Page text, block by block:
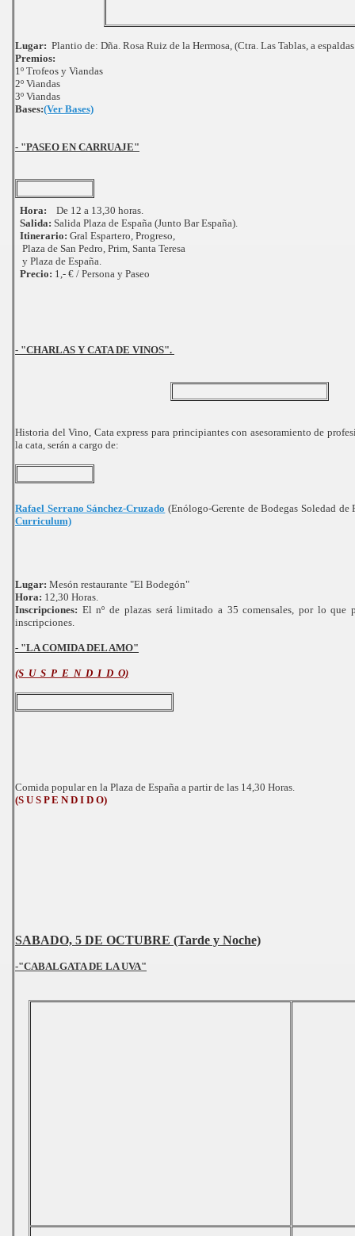
Lugar: Plantio de: Dña. Rosa Ruiz de la Hermosa, (Ctra. Las Tablas, a
Premios:
1º Trofeos y Viandas
2º Viandas
3º Viandas
Bases:(Ver Bases)
- "PASEO EN CARRUAJE"
Hora: De 12 a 13,30 horas.
Salida: Salida Plaza de España (Junto Bar España).
Itinerario: Gral Espartero, Progreso,
Plaza de San Pedro, Prim, Santa Teresa
y Plaza de España.
Precio: 1,- € / Persona y Paseo
- "CHARLAS Y CATA DE VINOS".
Historia del Vino, Cata express para principiantes con asesoramiento de
la cata, serán a cargo de:
Rafael Serrano Sánchez-Cruzado (Enólogo-Gerente de Bodegas Soledad de
Curriculum)
Lugar: Mesón restaurante "El Bodegón"
Hora: 12,30 Horas.
Inscripciones: El nº de plazas será limitado a 35 comensales, por lo que
inscripciones.
- "LA COMIDA DEL AMO"
(S U S P E N D I D O)
Comida popular en la Plaza de España a partir de las 14,30 Horas.
(S U S P E N D I D O)
SABADO, 5 DE OCTUBRE (Tarde y Noche)
-"CABALGATA DE LA UVA"